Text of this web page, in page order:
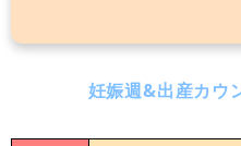
妊娠週&出産カウ